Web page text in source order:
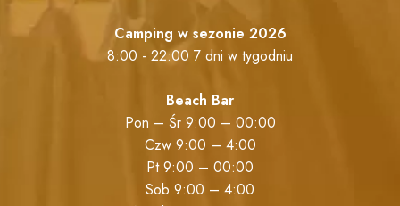
Camping w sezonie 2026
8:00 - 22:00 7 dni w tygodniu
Beach Bar
Pon – Śr 9:00 – 00:00
Czw 9:00 – 4:00
Pt 9:00 – 00:00
Sob 9:00 – 4:00